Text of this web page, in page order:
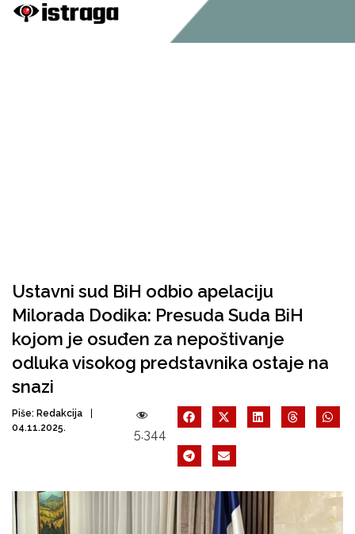
Ustavni sud BiH odbio apelaciju
Milorada Dodika: Presuda Suda BiH
kojom je osuđen za nepoštivanje
odluka visokog predstavnika ostaje na
snazi
Piše: Redakcija
04.11.2025.
5.344